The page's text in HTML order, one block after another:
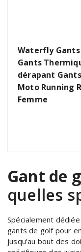
Waterfly
Gants
dérapant
Moto Running
Femme
Gant de
quelles
Spécialement
gants de golf pour
jusqu’au bout des